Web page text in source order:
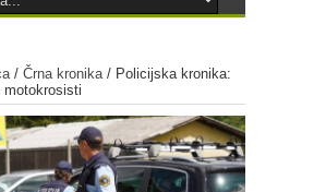
/ Črna kronika/ Policijska kronika:
motokrosisti